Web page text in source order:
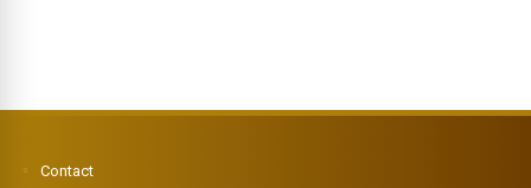
Contact